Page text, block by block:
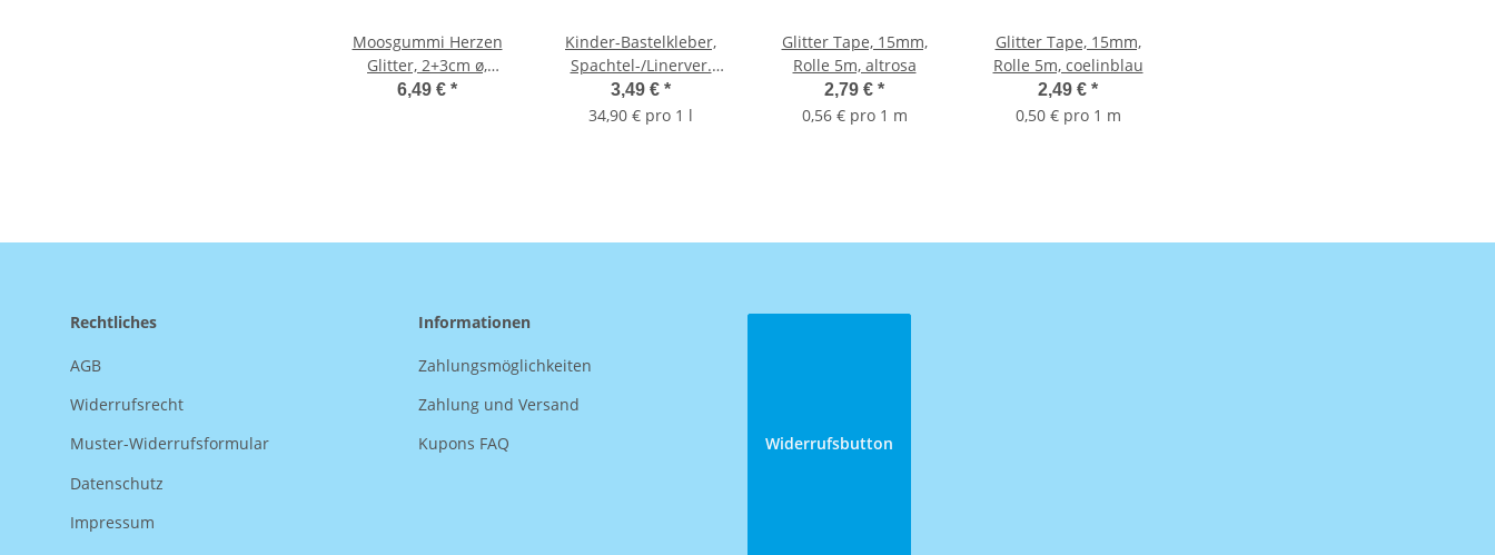
Moosgummi Herzen
Glitter, 2+3cm ø,
selbstklebend, 100
6,49 € *
Kinder-Bastelkleber,
Spachtel-/Linerver.
101g, Flasche 100ml
3,49 € *
34,90 € pro 1 l
Glitter Tape, 15mm,
Rolle 5m, altrosa
2,79 € *
0,56 € pro 1 m
Glitter Tape, 15mm,
Rolle 5m, coelinblau
2,49 € *
0,50 € pro 1 m
Rechtliches
AGB
Widerrufsrecht
Muster-Widerrufsformular
Datenschutz
Impressum
Informationen
Zahlungsmöglichkeiten
Zahlung und Versand
Kupons FAQ
Widerrufsbutton